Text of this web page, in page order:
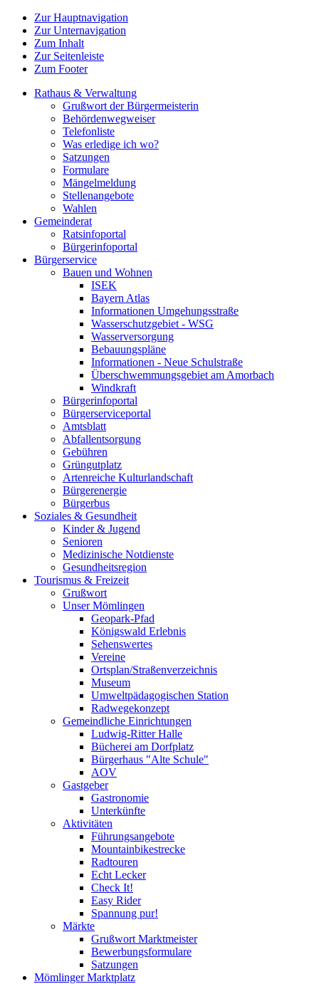
Zur Hauptnavigation
Zur Unternavigation
Zum Inhalt
Zur Seitenleiste
Zum Footer
Rathaus & Verwaltung
Grußwort der Bürgermeisterin
Behördenwegweiser
Telefonliste
Was erledige ich wo?
Satzungen
Formulare
Mängelmeldung
Stellenangebote
Wahlen
Gemeinderat
Ratsinfoportal
Bürgerinfoportal
Bürgerservice
Bauen und Wohnen
ISEK
Bayern Atlas
Informationen Umgehungsstraße
Wasserschutzgebiet - WSG
Wasserversorgung
Bebauungspläne
Informationen - Neue Schulstraße
Überschwemmungsgebiet am Amorbach
Windkraft
Bürgerinfoportal
Bürgerserviceportal
Amtsblatt
Abfallentsorgung
Gebühren
Grüngutplatz
Artenreiche Kulturlandschaft
Bürgerenergie
Bürgerbus
Soziales & Gesundheit
Kinder & Jugend
Senioren
Medizinische Notdienste
Gesundheitsregion
Tourismus & Freizeit
Grußwort
Unser Mömlingen
Geopark-Pfad
Königswald Erlebnis
Sehenswertes
Vereine
Ortsplan/Straßenverzeichnis
Museum
Umweltpädagogischen Station
Radwegekonzept
Gemeindliche Einrichtungen
Ludwig-Ritter Halle
Bücherei am Dorfplatz
Bürgerhaus "Alte Schule"
AOV
Gastgeber
Gastronomie
Unterkünfte
Aktivitäten
Führungsangebote
Mountainbikestrecke
Radtouren
Echt Lecker
Check It!
Easy Rider
Spannung pur!
Märkte
Grußwort Marktmeister
Bewerbungsformulare
Satzungen
Mömlinger Marktplatz